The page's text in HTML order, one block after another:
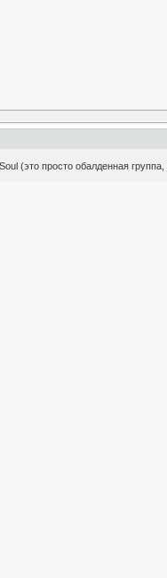
(это просто обалденная